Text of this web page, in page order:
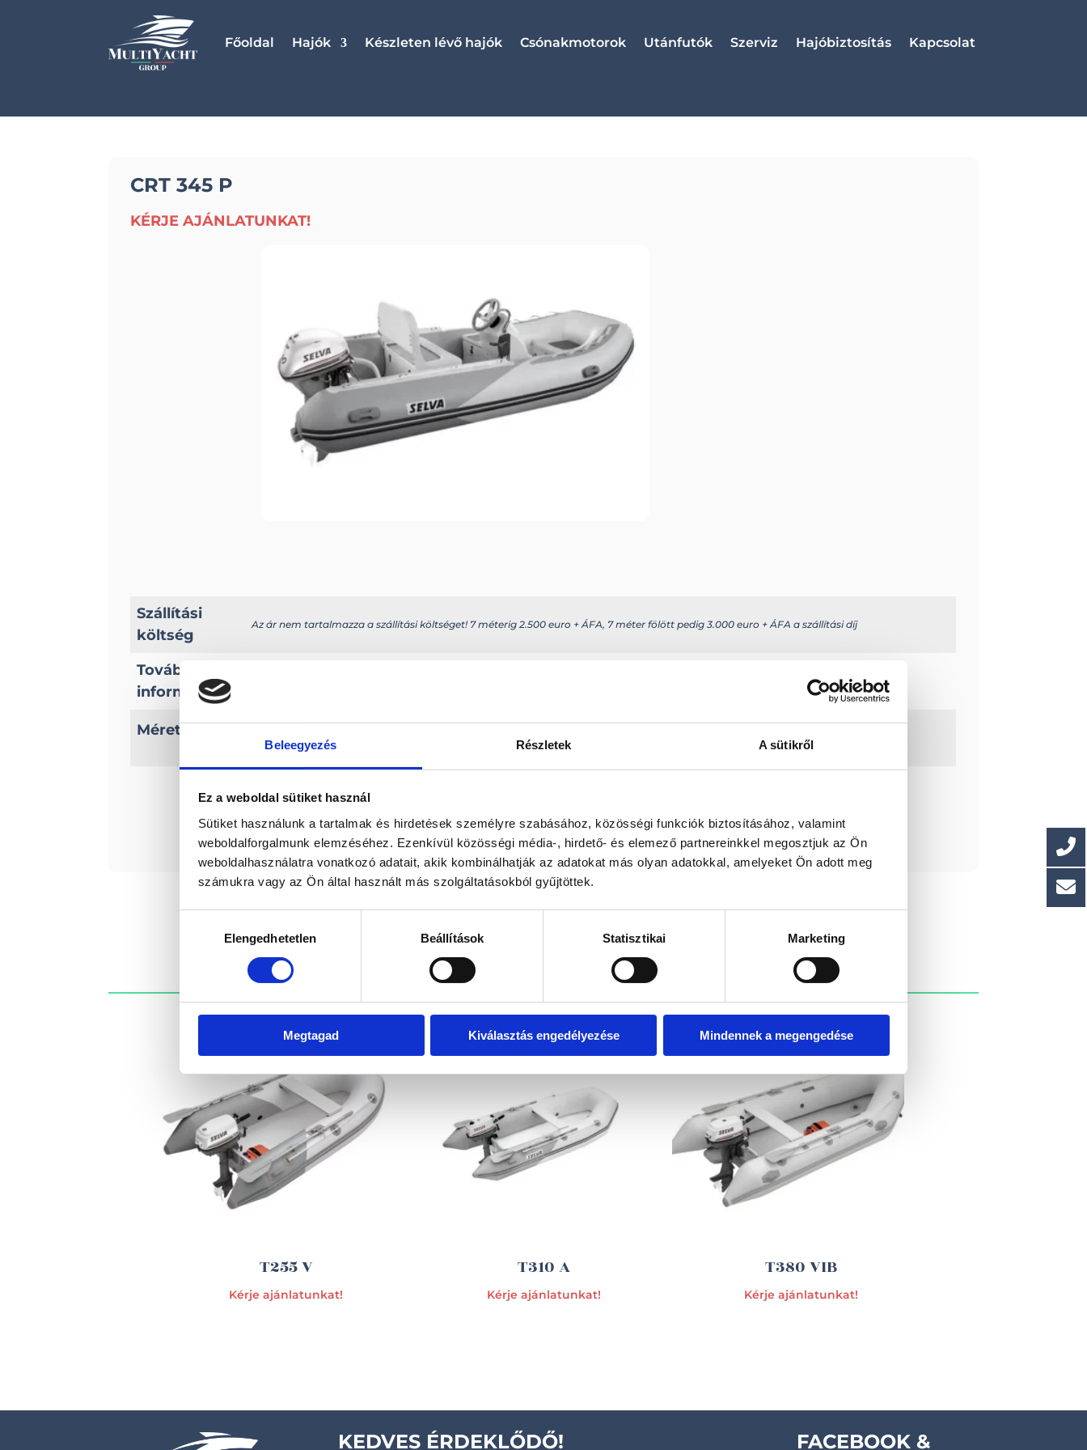
Beleegyezés Részletek A sütikről
Ez a weboldal sütiket használ
Sütiket használunk a tartalmak és hirdetések személyre szabásához, közösségi funkciók biztosításához, valamint
weboldalforgalmunk elemzéséhez. Ezenkívül közösségi média-, hirdető- és elemező partnereinkkel megosztjuk az Ön
weboldalhasználatra vonatkozó adatait, akik kombinálhatják az adatokat más olyan adatokkal, amelyeket Ön adott meg
számukra vagy az Ön által használt más szolgáltatásokból gyűjtöttek.
kiválasztásaElengedhetetlen Beállítások Statisztikai Marketing
Megtagad Kiválasztás engedélyezése Mindennek a megengedése
Főoldal Hajók Készleten lévő hajók Csónakmotorok Utánfutók Szerviz Hajóbiztosítás Kapcsolat
CRT 345 P
KÉRJE AJÁNLATUNKAT!
Méretek
Hossz: 474 cm
Belső hossz: 402 cm
Paraméterek
Szélesség: 236 cm
Szerkezet magassága: 80 cm
Szállítási
költség
Az ár nem tartalmazza a szállítási költséget! 7 méterig 2.500 euro + ÁFA, 7 méter fölött pedig 3.000 euro + ÁFA a szállítási díj
További
információk
Érdekel! Visszahívást kérek!
EZ IS ÉRDEKELHET
T255 V
Kérje ajánlatunkat!
T310 A
Kérje ajánlatunkat!
T380 VIB
Kérje ajánlatunkat!
KEDVES ÉRDEKLŐDŐ!
FACEBOOK &